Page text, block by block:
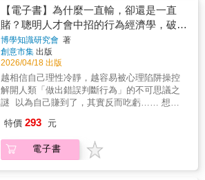
特券 ＃股災★★＿＿年表，生平一覽表。引
經據典，珍貴書信，檔案照片！上海金融大事
年表，提綱挈領！上海銀行家生平一覽表，群
像全解！大量珍貴書信與照片，一次曝光，如
臨歷史現場！本書特色1. 罕見金融史議題，呈
現政治權力與金融勢力的博弈，秘辛處處：
以微觀檔案敘事，揭開宏觀歷史敘事佚失的另
一面，呈現最瘋狂的權錢博弈專家──「蔣介石
vs上海銀行家」各種交手細節，瞠目結舌，拍
案驚奇！2. 新出土檔案，解秘史上最亢奮金融
事件： 細緻挖掘與爬梳近數十年陸續出土的
金融檔案，包括銀行紀錄、私人書信、媒體期
刊、文學紀錄、口述歷史等，重構國民政府來
家家電製造商為舞台，跟著兩位資料分析人員
的視角，從「先把資料畫成圖」開始，逐步學
會：• 如何拆解趨勢、季節性與殘差• 如何建立
ARIMA 與 RegARIMA 模型，以及其實際用途
與限制• 如何分析廣告的即時效果與延續效果•
如何預測未來，並檢驗預測準確度• 如何判斷資
料是否適合進行時間序列分析• 如何同時評估銷
售貢獻度、mROI 與成本• 如何用數學最佳化，
析應用在行銷、銷售或營運決策的人• 對時間序
列分析有興趣，但被公式嚇退的初學者• 希望用
Python 進行實務分析的資料工作者• 行銷、企
劃、分析、顧問相關工作者不只是「看懂分
學胡佛研究所資深研究員湯瑪斯‧索維爾以最貼
近日常生活的語言和簡明的實例解說經濟學的
基本原理，沒有複雜的圖表公式、難懂的術語
與枯燥的實證，讓你在充滿趣味的閱讀過程
中，學會這門專業知識體系和分析工具，掌握
經濟社會的運轉規律。讀完本書，你將能瞭解
價格機制、利潤與虧損、投資與投機、銀行系
統與政府管制等多個經濟學概念，掌握經濟學
治家與學者的相關言論能保持警覺與懷疑，看
作的方式，並能在關鍵時刻，更好地為自己做
出最正確的選擇。【好評推薦】本書簡潔明
瞭……在過去三十年的經濟學學者中，索維爾
同？金融界的青少年是指？作者葉偉平從小在
退休經濟學家母親的薰陶下，零用錢跟著通膨
連動。後具有經濟和新聞雙重專業，在超過三
十年的財經新聞歷練中，擅長為沉悶、艱澀的
總經知識降低門檻，協助你從財經迷霧中，撥
雲見日：從總體經濟角度，解釋人們、企業與
政府之間的互動。讓你看懂國際經濟情勢，判
讀市場訊號並重新規畫財富和人生。●看懂國家
經濟是否成功、企業是否值得投資短期來看，
通膨和利率、消費者支出和企業信心都很重
本、創意是否正確排列組合。●追蹤經濟成長可
觀察四大主要支出類別把經濟比喻成一架飛
機，四部引擎分別是：消費、企業、政府和出
【電子書】為什麼一直輸，卻還是一直
賭？聰明人才會中招的行為經濟學，破解
盲目投資、衝動消費、決策偏誤的心理陷
阱，創造常勝人生賽局
博學知識研究會 著
創意市集 出版
2026/04/18 出版
越相信自己理性冷靜，越容易被心理陷阱操控
解開人類「做出錯誤判斷行為」的不可思議之
謎 以為自己賺到了，其實反而吃虧…… 想要
很低，卻總相信自己佔優勢……日本讀者盛
讚：「一本能讓人一讀就醒的人生行為指
南！」從日常購物、工作選擇、投資理財到博
特價 293 元
電子書